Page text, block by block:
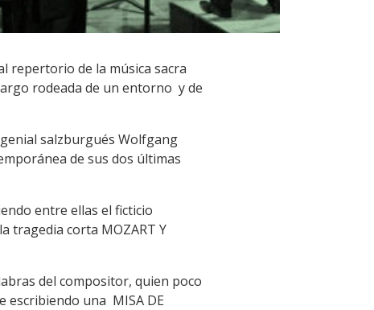
repertorio de la música sacra
rodeada de un entorno y de
salzburgués Wolfgang
de sus dos últimas
entre ellas el ficticio
tragedia corta MOZART Y
del compositor, quien poco
escribiendo una MISA DE